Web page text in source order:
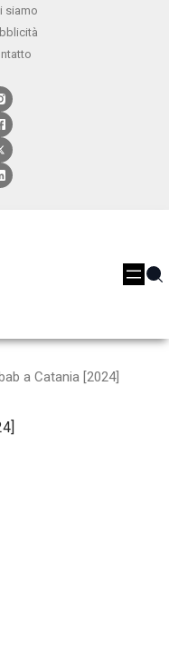
siamo
a Catania [2024]